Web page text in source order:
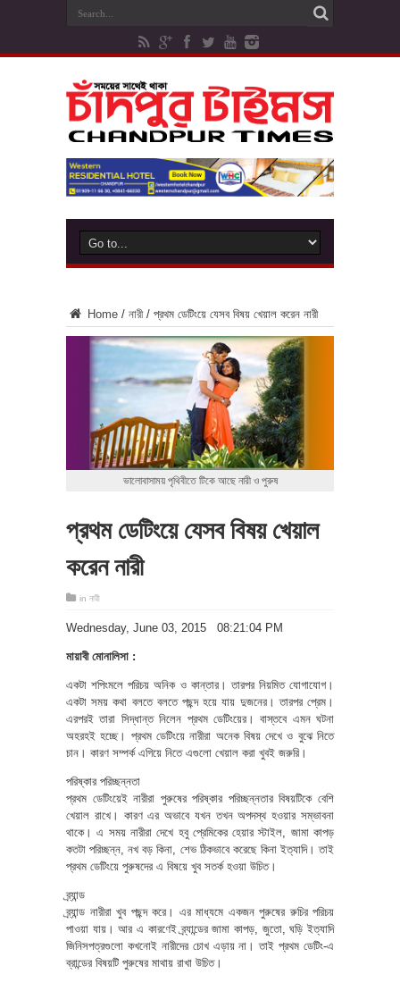
Home / নারী / প্রথম ডেটিংয়ে যেসব বিষয় খেয়াল করেন নারী
ভালোবাসাময় পৃথিবীতে টিকে আছে নারী ও পুরুষ
প্রথম ডেটিংয়ে যেসব বিষয় খেয়াল
করেন নারী
in নারী
‎Wednesday, ‎June ‎03, ‎2015 08:21:04 PM
মায়াবী মোনালিসা :
একটা শপিংমলে পরিচয় অনিক ও কান্তার। তারপর নিয়মিত যোগাযোগ।
একটা সময় কথা বলতে বলতে পছন্দ হয়ে যায় দুজনের। তারপর প্রেম।
এরপরই তারা সিদ্ধান্ত নিলেন প্রথম ডেটিংয়ের। বাস্তবে এমন ঘটনা
অহরহই হচ্ছে। প্রথম ডেটিংয়ে নারীরা অনেক বিষয় দেখে ও বুঝে নিতে
চান। কারণ সম্পর্ক এগিয়ে নিতে এগুলো খেয়াল করা খুবই জরুরি।
পরিষ্কার পরিচ্ছন্নতা
প্রথম ডেটিংয়েই নারীরা পুরুষের পরিষ্কার পরিচ্ছন্নতার বিষয়টিকে বেশি
খেয়াল রাখে। কারণ এর অভাবে যখন তখন অপদস্থ হওয়ার সম্ভাবনা
থাকে। এ সময় নারীরা দেখে হবু প্রেমিকের হেয়ার স্টাইল, জামা কাপড়
কতটা পরিচ্ছন্ন, নখ বড় কিনা, শেভ ঠিকভাবে করেছে কিনা ইত্যাদি। তাই
প্রথম ডেটিংয়ে পুরুষদের এ বিষয়ে খুব সতর্ক হওয়া উচিত।
ব্র্যান্ড
ব্র্যান্ড নারীরা খুব পছন্দ করে। এর মাধ্যমে একজন পুরুষের রুচির পরিচয়
পাওয়া যায়। আর এ কারণেই ব্র্যান্ডের জামা কাপড়, জুতো, ঘড়ি ইত্যাদি
জিনিসপত্রগুলো কখনোই নারীদের চোখ এড়ায় না। তাই প্রথম ডেটিং-এ
ব্রান্ডের বিষয়টি পুরুষের মাথায় রাখা উচিত।